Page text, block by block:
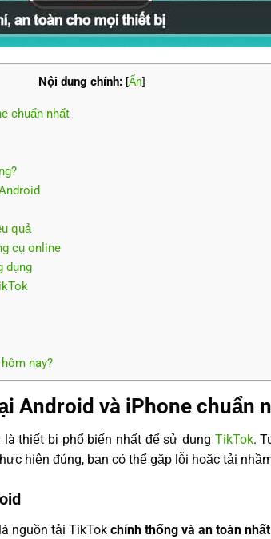
Nội dung chính: [Ẩn]
chuẩn nhất
quả
cụ online
dụng
nay?
Android và iPhone chuẩn
thiết bị phổ biến nhất để sử dụng TikTok.
hiện đúng, bạn có thể gặp lỗi hoặc tải
nguồn tải TikTok chính thống và an toàn nhất